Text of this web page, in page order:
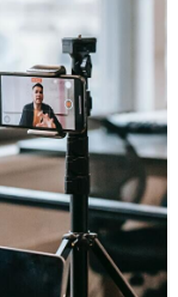
花
#
ウ
ェ
ル
ム
ペ
ー